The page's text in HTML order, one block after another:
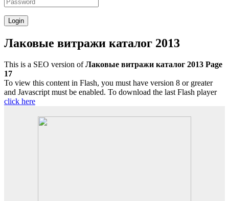
Лаковые витражи каталог 2013
This is a SEO version ofЛаковые витражи каталог 2013 Page
17
To view this content in Flash, you must have version 8 or greater
and Javascript must be enabled. To download the last Flash player
click here